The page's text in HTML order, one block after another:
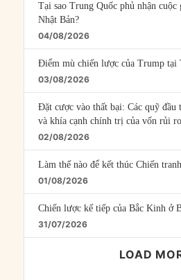
Tại sao Trung Quốc phủ nhận
Nhật Bản?
04/08/2026
Điểm mù chiến lược của Trump tại
03/08/2026
Đặt cược vào thất bại: Các quỹ đầu
và khía cạnh chính trị của vốn rủi ro
02/08/2026
Làm thế nào để kết thúc Chiến
01/08/2026
Chiến lược kế tiếp của Bắc Kinh ở
31/07/2026
LOAD